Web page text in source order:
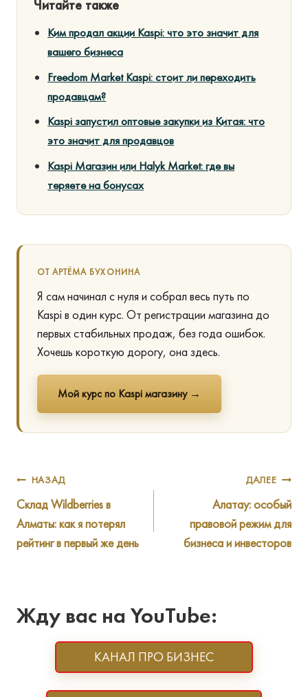
Читайте также
Ким продал акции Kaspi: что это значит для
вашего бизнеса
Freedom Market Kaspi: стоит ли переходить
продавцам?
Kaspi запустил оптовые закупки из Китая: что
это значит для продавцов
Kaspi Магазин или Halyk Market: где вы
теряете на бонусах
ОТ АРТЁМА БУХОНИНА
Я сам начинал с нуля и собрал весь путь по
Kaspi в один курс. От регистрации магазина до
первых стабильных продаж, без года ошибок.
Хочешь короткую дорогу, она здесь.
Мой курс по Kaspi магазину →
Навигация
по
записям
НАЗАД
Склад Wildberries в
Алматы: как я потерял
рейтинг в первый же день
ДАЛЕЕ
Алатау: особый
правовой режим для
бизнеса и инвесторов
Жду вас на YouTube:
КАНАЛ ПРО БИЗНЕС